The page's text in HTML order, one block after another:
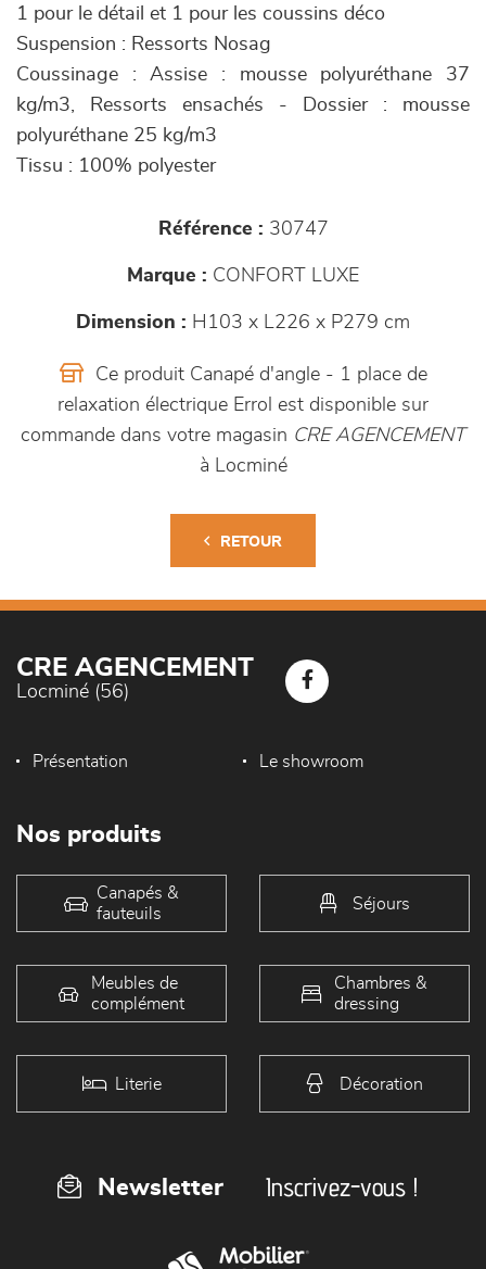
1 pour le détail et 1 pour les coussins déco
Suspension : Ressorts Nosag
Coussinage : Assise : mousse polyuréthane 37
kg/m3, Ressorts ensachés - Dossier : mousse
polyuréthane 25 kg/m3
Tissu : 100% polyester
Référence : 30747
Marque : CONFORT LUXE
Dimension : H103 x L226 x P279 cm
Ce produit Canapé d'angle - 1 place de
relaxation électrique Errol est disponible sur
commande dans votre magasin CRE AGENCEMENT
à Locminé
RETOUR
CRE AGENCEMENT
Locminé (56)
Présentation Le showroom
Nos produits
Canapés &
fauteuils
Séjours
Meubles de
complément
Chambres &
dressing
Literie Décoration
Newsletter Inscrivez-vous !